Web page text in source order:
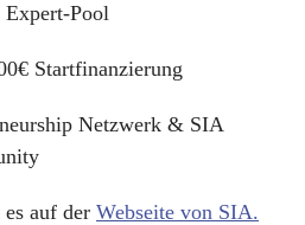
Expert-Pool
Startfinanzierung
Netzwerk & SIA
auf der Webseite von SIA.